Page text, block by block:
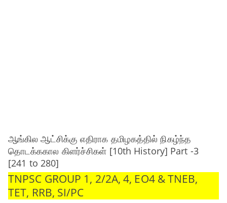
ஆங்கில ஆட்சிக்கு எதிராக தமிழகத்தில் நிகழ்ந்த
தொடக்ககால கிளர்ச்சிகள் [10th History] Part -3
[241 to 280]
TNPSC GROUP 1, 2/2A, 4, EO4 & TNEB,
TET, RRB, SI/PC